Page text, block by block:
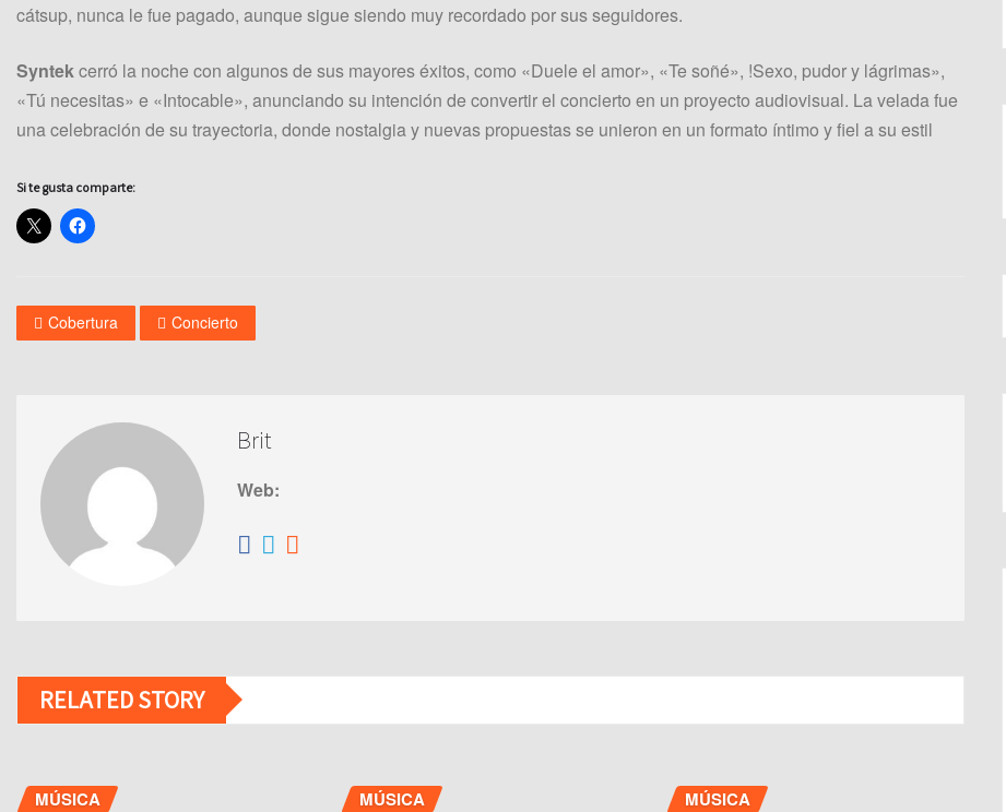
cátsup, nunca le fue pagado, aunque sigue siendo muy recordado por sus seguidores.
Syntekcerró la noche con algunos de sus mayores éxitos, como «Duele el amor», «Te soñé», !Sexo, pudor y lágrimas»,
«Tú necesitas» e «Intocable», anunciando su intención de convertir el concierto en un proyecto audiovisual. La velada fue
una celebración de su trayectoria, donde nostalgia y nuevas propuestas se unieron en un formato íntimo y fiel a su estil
Si te gusta comparte:
Cobertura Concierto
Brit
Web:
RELATED STORY
MÚSICA MÚSICA MÚSICA